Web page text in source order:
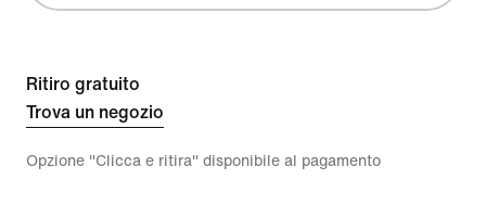
Ritiro gratuito
Trova un negozio
Opzione "Clicca e ritira" disponibile al pagamento